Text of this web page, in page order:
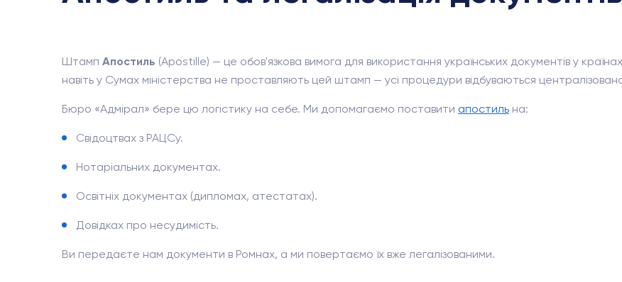
Штамп Апостиль (Apostille) — це обов'язкова вимога для використання українських документів у
навіть у Сумах міністерства не проставляють цей штамп — усі процедури відбуваються централізовано
Бюро «Адмірал» бере цю логістику на себе. Ми допомагаємо поставити апостиль на:
Свідоцтвах з РАЦСу.
Нотаріальних документах.
Освітніх документах (дипломах, атестатах).
Довідках про несудимість.
Ви передаєте нам документи в Ромнах, а ми повертаємо їх вже легалізованими.